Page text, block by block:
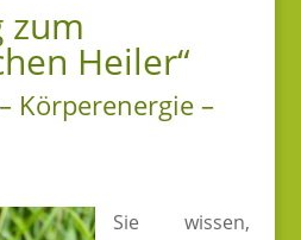
zum
Heiler“
Körperenergie –
​Sie wissen,